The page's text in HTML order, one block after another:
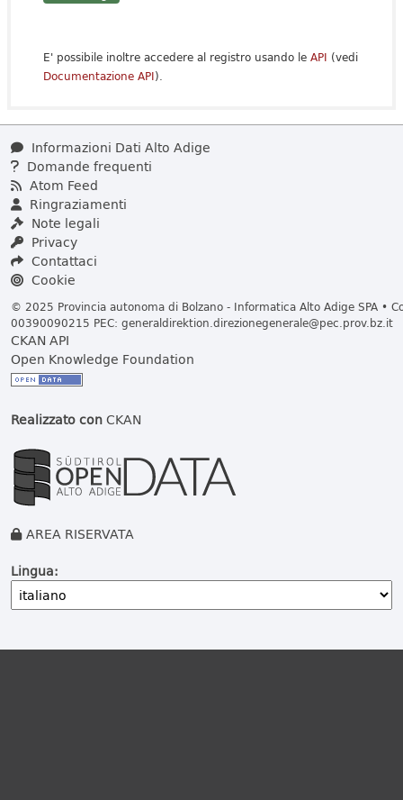
E' possibile inoltre accedere al registro usando le API (vedi
Documentazione API).
Informazioni Dati Alto Adige
Domande frequenti
Atom Feed
Ringraziamenti
Note legali
Privacy
Contattaci
Cookie
© 2025 Provincia autonoma di Bolzano - Informatica Alto Adige SPA •
00390090215 PEC: generaldirektion.direzionegenerale@pec.prov.bz.it
CKAN API
Open Knowledge Foundation
Realizzato conCKAN
AREA RISERVATA
Lingua